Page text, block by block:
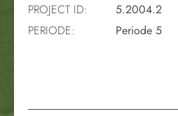
PROJECT ID:
5.2004.2
PERIODE:
Periode 5